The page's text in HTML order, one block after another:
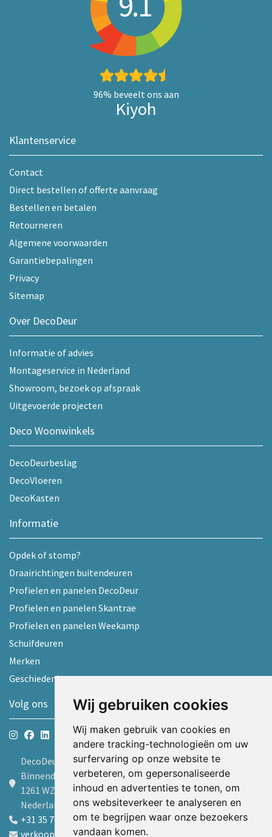
Wij gebruiken cookies
Wij maken gebruik van cookies en
andere tracking-technologieën om uw
surfervaring op onze website te
verbeteren, om gepersonaliseerde
inhoud en advertenties te tonen, om
ons websiteverkeer te analyseren en
om te begrijpen waar onze bezoekers
vandaan komen.
96% beveelt ons aan
Kiyoh
Klantenservice
Contact
Direct bestellen of offerte aanvraag
Bestellen en betalen
Retourneren
Algemene voorwaarden
Garantiebepalingen
Privacy
Sitemap
Over DecoDeur
Informatie of advies
Montageservice in Nederland
Showroom, bezoek op afspraak
Uitgevoerde projecten
Deco Woonwinkels
DecoDeurbeslag
DecoVloeren
DecoKasten
Informatie
Opdek of stomp?
Draairichtingen buitendeuren
Profielen en panelen DecoDeur
Profielen en panelen Skantrae
Profielen en panelen Weekamp
Schuifdeuren
Merken
Geschiedenis
Volg ons
DecoDeur B.V.
Binnendelta 9d
1261 WZ Blaricum
Nederland
+31 35 7605600
verkoop@decodeur.nl